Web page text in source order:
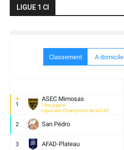
LIGUE 1 CI
Classement A domicile
1
ASEC Mimosas
Titre gagné
Ligue des Champions de la CAF
2 San Pédro
3 AFAD-Plateau